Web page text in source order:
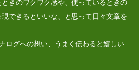
きのワクワク感や、使っているときの
できるといいな、と思って日々文章を
ログへの想い、うまく伝わると嬉しい